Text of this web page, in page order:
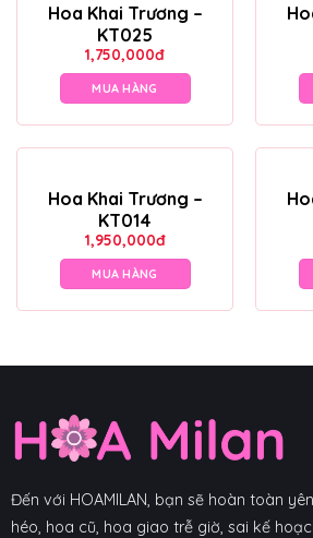
Hoa Khai Trương –
KT025
1,750,000đ
MUA HÀNG
Hoa Khai Trương –
KT014
1,950,000đ
MUA HÀNG
Đến với HOAMILAN, bạn sẽ hoàn toàn
héo, hoa cũ, hoa giao trễ giờ, sai kế